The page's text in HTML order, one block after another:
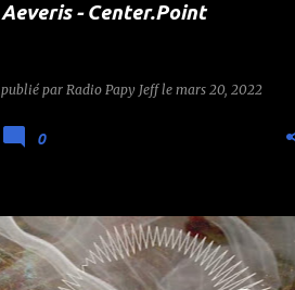
Aeveris - Center.Point
publié par Radio Papy Jeff le mars 20, 2022
0
AEVERIS